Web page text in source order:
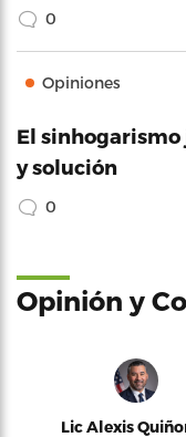
0
Opiniones
El
y solución
0
Opinión y
Lic Alexis